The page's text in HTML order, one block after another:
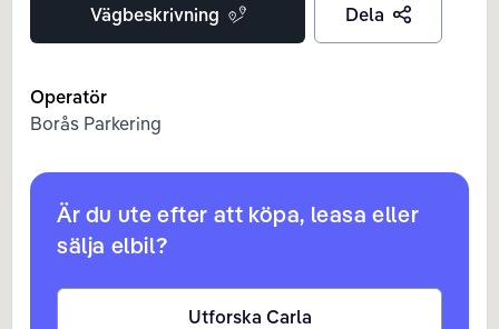
Vägbeskrivning Dela
Operatör
Borås Parkering
Är du ute efter att köpa, leasa eller
sälja elbil?
Utforska Carla